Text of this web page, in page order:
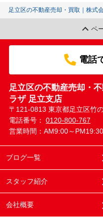
足立区の不動産売却・買取｜株
ペ
電話
足立区の不動産売却・
ラザ 足立支店
〒121-0813 東京都足立区竹
電話番号： 0120-800-767
営業時間：AM9:00～PM19:30
ブログ一覧
スタッフ紹介
会社概要